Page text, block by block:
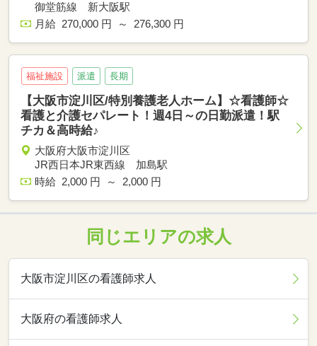
御堂筋線 新大阪駅
月給 270,000 円 ～ 276,300 円
福祉施設 派遣 長期
【大阪市淀川区/特別養護老人ホーム】☆看護師☆
看護と介護セパレート！週4日～の日勤派遣！駅
チカ＆高時給♪
大阪府大阪市淀川区
JR西日本JR東西線 加島駅
時給 2,000 円 ～ 2,000 円
同じエリアの求人
大阪市淀川区の看護師求人
大阪府の看護師求人